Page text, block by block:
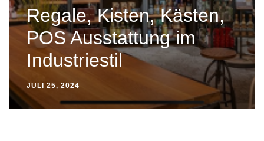
Regale, Kisten, Kästen,
POS Ausstattung im
Industriestil
JULI 25, 2024